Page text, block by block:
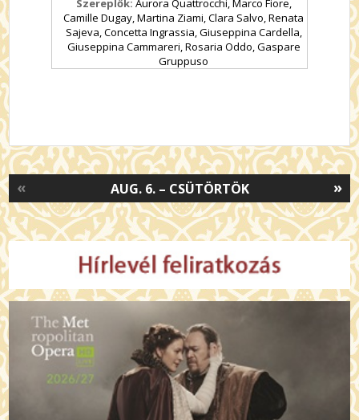
Szereplők: Aurora Quattrocchi, Marco Fiore,
Camille Dugay, Martina Ziami, Clara Salvo, Renata
Sajeva, Concetta Ingrassia, Giuseppina Cardella,
Giuseppina Cammareri, Rosaria Oddo, Gaspare
Gruppuso
»
AUG. 6. – CSÜTÖRTÖK
«